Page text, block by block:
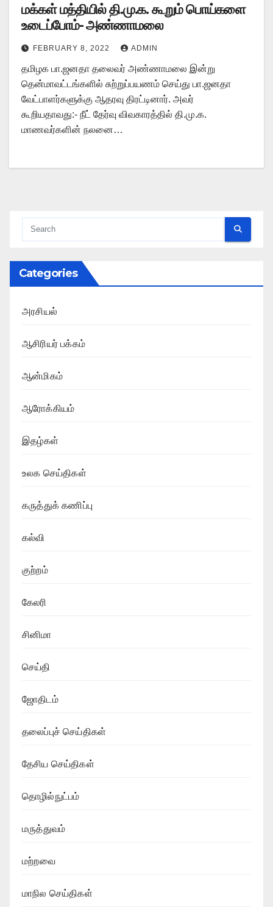
மக்கள் மத்தியில் தி.மு.க. கூறும் பொய்களை
உடைப்போம்- அண்ணாமலை
FEBRUARY 8, 2022 ADMIN
தமிழக பா.ஜனதா தலைவர் அண்ணாமலை இன்று
தென்மாவட்டங்களில் சுற்றுப்பயணம் செய்து பா.ஜனதா
வேட்பாளர்களுக்கு ஆதரவு திரட்டினார். அவர்
கூறியதாவது:- நீட் தேர்வு விவகாரத்தில் தி.மு.க.
மாணவர்களின் நலனை…
Categories
அரசியல்
ஆசிரியர் பக்கம்
ஆன்மிகம்
ஆரோக்கியம்
இதழ்கள்
உலக செய்திகள்
கருத்துக் கணிப்பு
கல்வி
குற்றம்
கேலரி
சினிமா
செய்தி
ஜோதிடம்
தலைப்புச் செய்திகள்
தேசிய செய்திகள்
தொழில்நுட்பம்
மருத்துவம்
மற்றவை
மாநில செய்திகள்